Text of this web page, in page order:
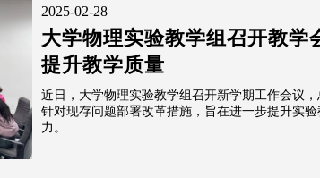
2025-02-28
大学物理实验教学组召开教学
提升教学质量
近日，大学物理实验教学组召开新学期工作会议，
针对现存问题部署改革措施，旨在进一步提升实
力。